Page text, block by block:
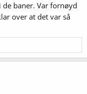
de baner. Var fornøyd
over at det var så